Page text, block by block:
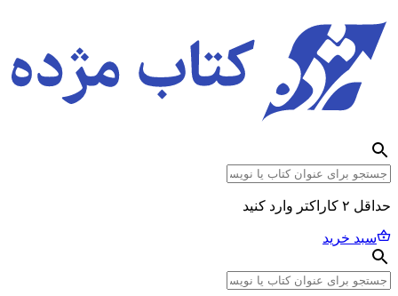
حداقل ۲ کاراکتر وارد کنید
سبد خرید